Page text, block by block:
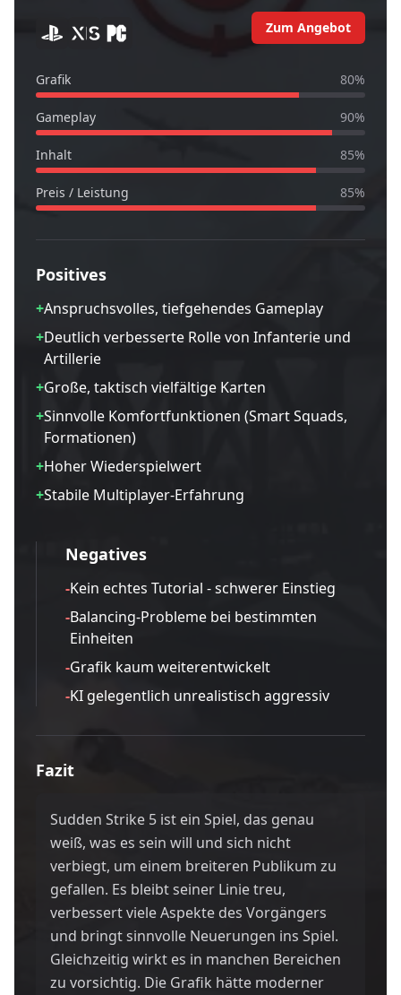
Zum Angebot
Grafik 80%
Gameplay 90%
Inhalt 85%
Preis / Leistung 85%
Positives
+Anspruchsvolles, tiefgehendes Gameplay
+Deutlich verbesserte Rolle von Infanterie und
Artillerie
+Große, taktisch vielfältige Karten
+Sinnvolle Komfortfunktionen (Smart Squads,
Formationen)
+Hoher Wiederspielwert
+Stabile Multiplayer-Erfahrung
Negatives
-Kein echtes Tutorial - schwerer Einstieg
-Balancing-Probleme bei bestimmten
Einheiten
-Grafik kaum weiterentwickelt
-KI gelegentlich unrealistisch aggressiv
Fazit
Sudden Strike 5 ist ein Spiel, das genau
weiß, was es sein will und sich nicht
verbiegt, um einem breiteren Publikum zu
gefallen. Es bleibt seiner Linie treu,
verbessert viele Aspekte des Vorgängers
und bringt sinnvolle Neuerungen ins Spiel.
Gleichzeitig wirkt es in manchen Bereichen
zu vorsichtig. Die Grafik hätte moderner